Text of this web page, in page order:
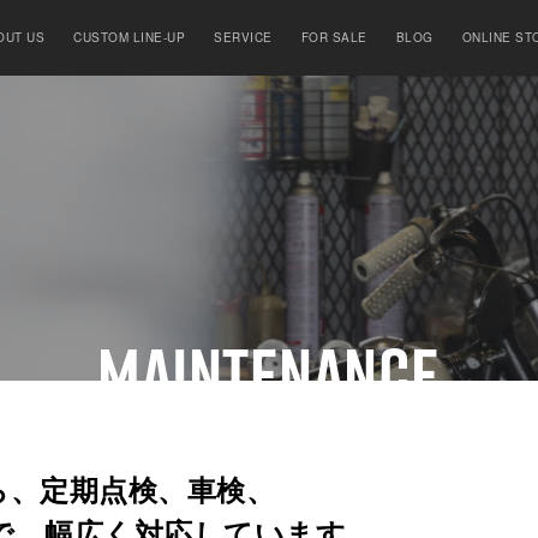
US CUSTOM LINE-UP SERVICE FOR SALE BLOG ONLINE
MAINTENANCE
定期点検、車検、